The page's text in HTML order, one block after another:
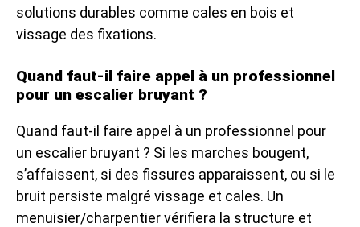
solutions durables comme cales en bois et
vissage des fixations.
Quand faut-il faire appel à un professionnel
pour un escalier bruyant ?
Quand faut-il faire appel à un professionnel pour
un escalier bruyant ? Si les marches bougent,
s’affaissent, si des fissures apparaissent, ou si le
bruit persiste malgré vissage et cales. Un
menuisier/charpentier vérifiera la structure et